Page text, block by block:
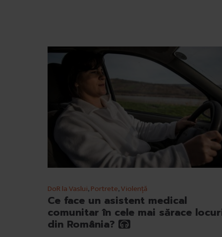
DoR la Vaslui,Portrete,Violență
Ce face un asistent medical
comunitar în cele mai sărace
din România?